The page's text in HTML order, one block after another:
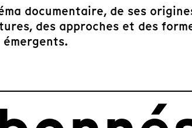
documentaire, de ses
des approches et des